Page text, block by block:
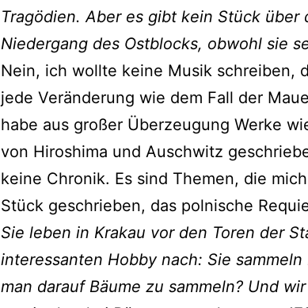
Tragödien. Aber es gibt kein Stück über
Niedergang des Ostblocks, obwohl sie
Nein, ich wollte keine Musik schreiben,
jede Veränderung wie dem Fall der
habe aus großer Überzeugung Werke
von Hiroshima und Auschwitz
keine Chronik. Es sind Themen, die
Stück geschrieben, das polnische
Sie leben in Krakau vor den Toren der
interessanten Hobby nach: Sie
man darauf Bäume zu sammeln? Und